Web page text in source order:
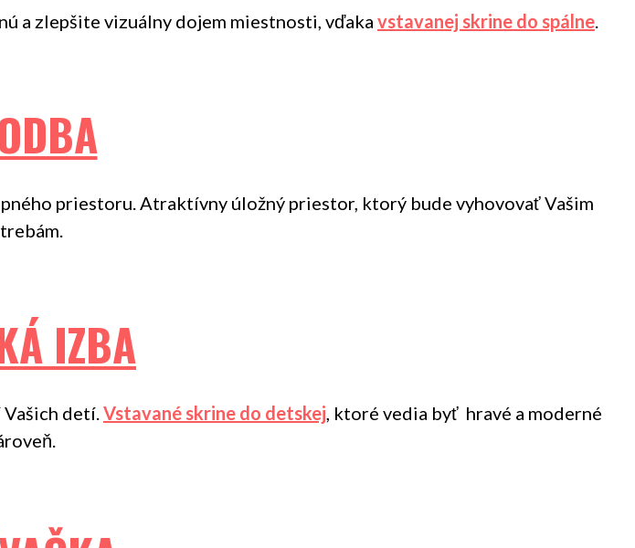
a zlepšite vizuálny dojem miestnosti, vďaka vstavanej skrine do spálne
priestoru. Atraktívny úložný priestor, ktorý bude vyhovovať Vašim
IZBA
detí.Vstavané skrine do detskej, ktoré vedia byť hravé a moderné